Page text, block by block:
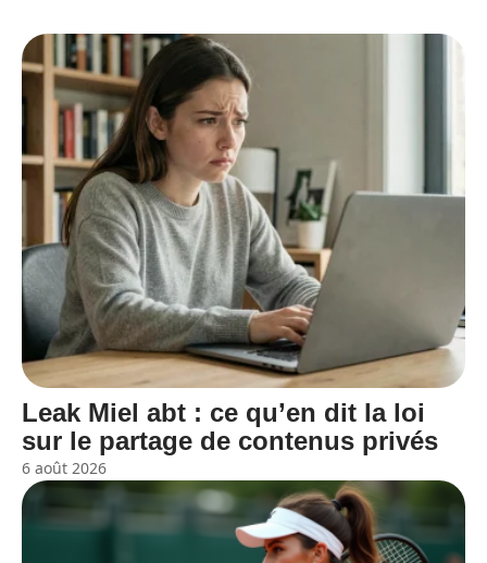
Leak Miel abt : ce qu’en dit la loi
sur le partage de contenus privés
6 août 2026